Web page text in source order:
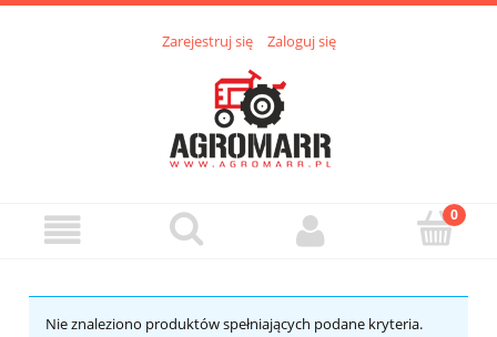
Zarejestruj się Zaloguj się
Nie znaleziono produktów spełniających podane kryteria.